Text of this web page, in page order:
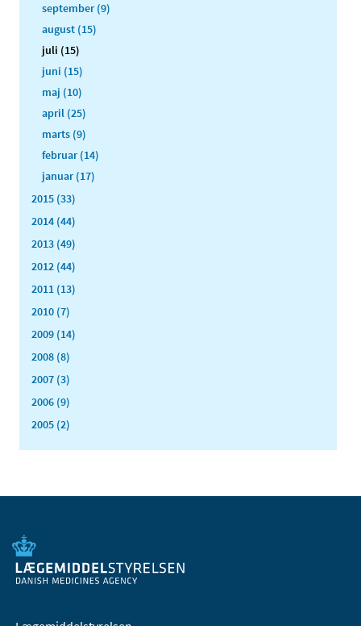
september (9)
august (15)
juli (15)
juni (15)
maj (10)
april (25)
marts (9)
februar (14)
januar (17)
2015 (33)
2014 (44)
2013 (49)
2012 (44)
2011 (13)
2010 (7)
2009 (14)
2008 (8)
2007 (3)
2006 (9)
2005 (2)